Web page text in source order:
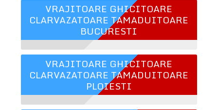
VRAJITOARE GHICITOARE
CLARVAZATOARE TAMADUITOARE
BUCURESTI
VRAJITOARE GHICITOARE
CLARVAZATOARE TAMADUITOARE
PLOIESTI